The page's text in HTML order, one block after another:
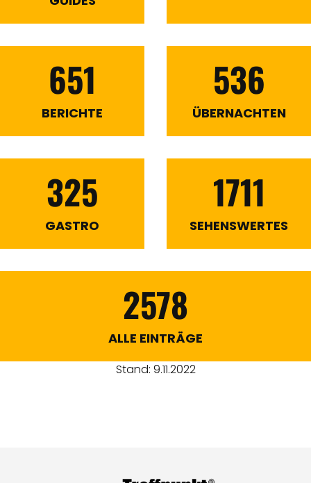
651
BERICHTE
536
ÜBERNACHTEN
325
GASTRO
1711
SEHENSWERTES
2578
ALLE EINTRÄGE
Stand: 9.11.2022